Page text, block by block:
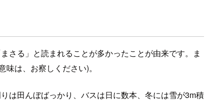
さる」と読まれることが多かったことが由来です。ま
は、お察しください)。
は田んぼばっかり、バスは日に数本、冬には雪が3m積